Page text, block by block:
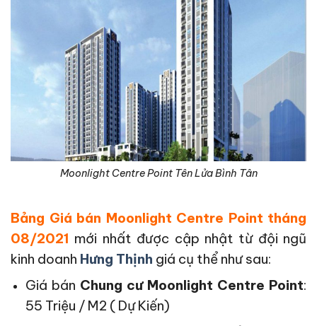
Moonlight Centre Point Tên Lửa Bình Tân
Bảng Giá bán Moonlight Centre Point tháng
08/2021 mới nhất được cập nhật từ đội ngũ
kinh doanh Hưng Thịnh giá cụ thể như sau:
Giá bán Chung cư Moonlight Centre Point:
55 Triệu / M2 ( Dự Kiến)